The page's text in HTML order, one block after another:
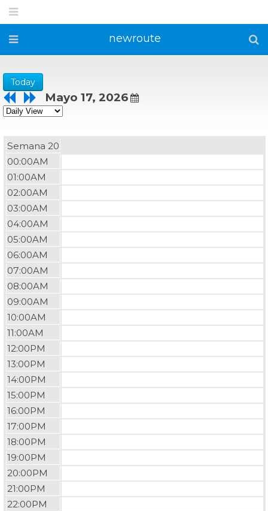
newroute
Today
Mayo 17, 2026
Semana 20
00:00AM
01:00AM
02:00AM
03:00AM
04:00AM
05:00AM
06:00AM
07:00AM
08:00AM
09:00AM
10:00AM
11:00AM
12:00PM
13:00PM
14:00PM
15:00PM
16:00PM
17:00PM
18:00PM
19:00PM
20:00PM
21:00PM
22:00PM